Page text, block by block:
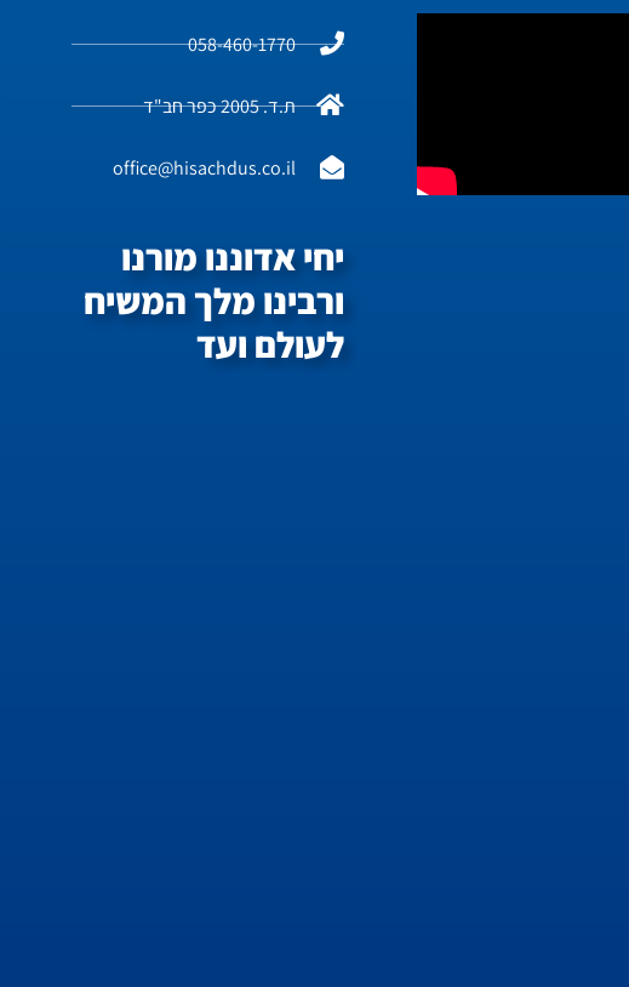
058-460-1770
ת.ד. 2005 כפר חב"ד
office@hisachdus.co.il
יחי אדוננו מורנו
ורבינו מלך המשיח
לעולם ועד